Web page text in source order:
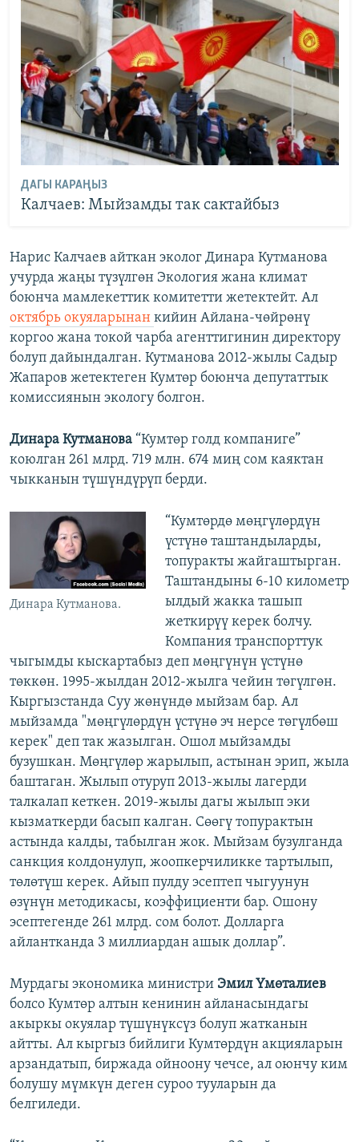
ДАГЫ КАРАҢЫЗ
Калчаев: Мыйзамды так сактайбыз
Нарис Калчаев айткан эколог Динара Кутманова
учурда жаңы түзүлгөн Экология жана климат
боюнча мамлекеттик комитетти жетектейт. Ал
октябрь окуяларынан кийин Айлана-чөйрөнү
коргоо жана токой чарба агенттигинин директору
болуп дайындалган. Кутманова 2012-жылы Садыр
Жапаров жетектеген Кумтөр боюнча депутаттык
комиссиянын экологу болгон.
Динара Кутманова “Кумтөр голд компаниге”
коюлган 261 млрд. 719 млн. 674 миң сом каяктан
чыкканын түшүндүрүп берди.
Динара Кутманова.
“Кумтөрдө мөңгүлөрдүн
үстүнө таштандыларды,
топуракты жайгаштырган.
Таштандыны 6-10 километр
ылдый жакка ташып
жеткирүү керек болчу.
Компания транспорттук
чыгымды кыскартабыз деп мөңгүнүн үстүнө
төккөн. 1995-жылдан 2012-жылга чейин төгүлгөн.
Кыргызстанда Суу жөнүндө мыйзам бар. Ал
мыйзамда "мөңгүлөрдүн үстүнө эч нерсе төгүлбөш
керек" деп так жазылган. Ошол мыйзамды
бузушкан. Мөңгүлөр жарылып, астынан эрип, жыла
баштаган. Жылып отуруп 2013-жылы лагерди
талкалап кеткен. 2019-жылы дагы жылып эки
кызматкерди басып калган. Сөөгү топурактын
астында калды, табылган жок. Мыйзам бузулганда
санкция колдонулуп, жоопкерчиликке тартылып,
төлөтүш керек. Айып пулду эсептеп чыгуунун
өзүнүн методикасы, коэффициенти бар. Ошону
эсептегенде 261 млрд. сом болот. Долларга
айлантканда 3 миллиардан ашык доллар”.
Мурдагы экономика министри Эмил Үмөталиев
болсо Кумтөр алтын кенинин айланасындагы
акыркы окуялар түшүнүксүз болуп жатканын
айтты. Ал кыргыз бийлиги Кумтөрдүн акцияларын
арзандатып, биржада ойноону чечсе, ал оюнчу ким
болушу мүмкүн деген суроо тууларын да
белгиледи.